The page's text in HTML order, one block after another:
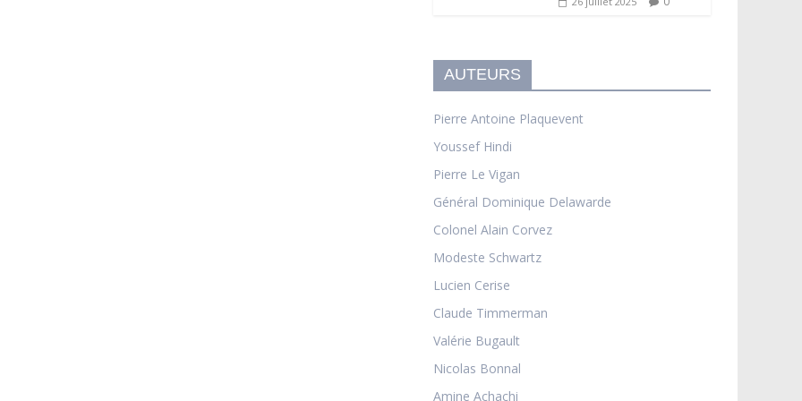
AUTEURS
Pierre Antoine Plaquevent
Youssef Hindi
Pierre Le Vigan
Général Dominique Delawarde
Colonel Alain Corvez
Modeste Schwartz
Lucien Cerise
Claude Timmerman
Valérie Bugault
Nicolas Bonnal
Amine Achachi